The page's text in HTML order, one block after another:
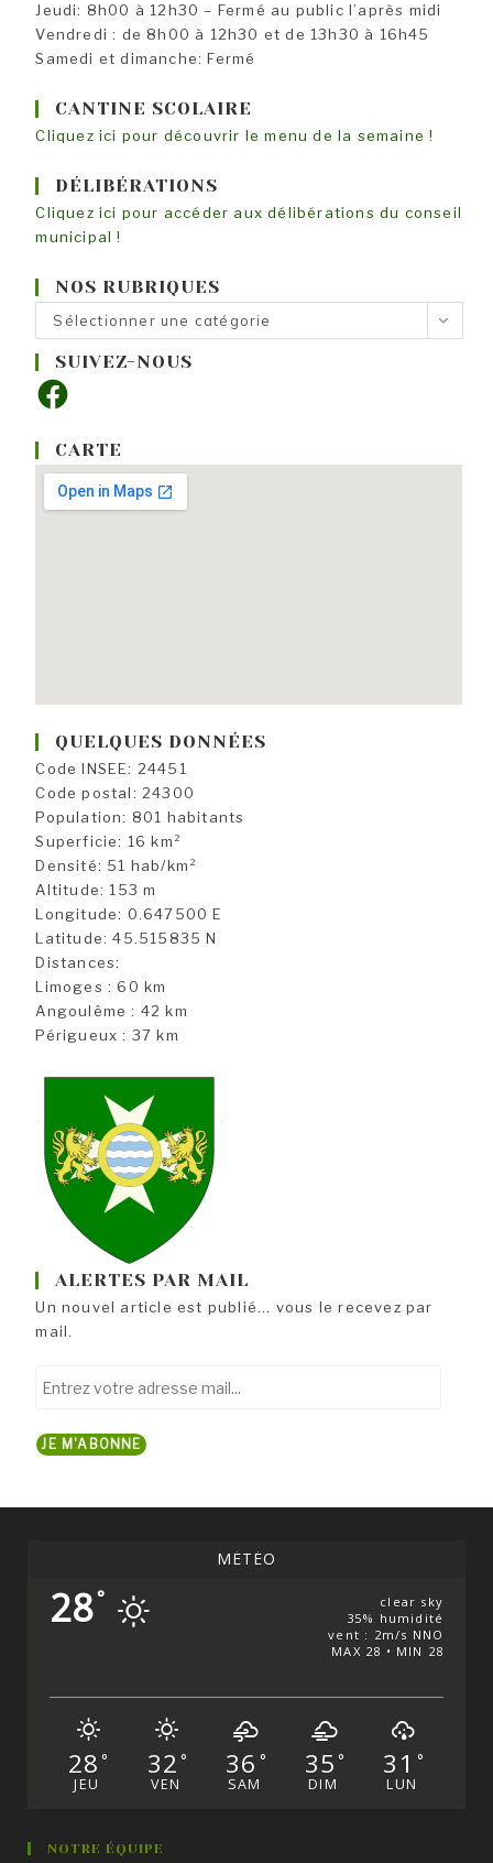
Jeudi: 8h00 à 12h30 – Fermé au public l’après midi
Vendredi : de 8h00 à 12h30 et de 13h30 à 16h45
Samedi et dimanche: Fermé
CANTINE SCOLAIRE
Cliquez ici pour découvrir le menu de la semaine !
DÉLIBÉRATIONS
Cliquez ici pour accéder aux délibérations du conseil
municipal !
NOS RUBRIQUES
Nos
rubriques
Sélectionner une catégorie
SUIVEZ-NOUS
Facebook
CARTE
QUELQUES DONNÉES
Code INSEE: 24451
Code postal: 24300
Population: 801 habitants
Superficie: 16 km²
Densité: 51 hab/km²
Altitude: 153 m
Longitude: 0.647500 E
Latitude: 45.515835 N
Distances:
Limoges : 60 km
Angoulême : 42 km
Périgueux : 37 km
ALERTES PAR MAIL
Un nouvel article est publié... vous le recevez par
mail.
votre
mail...
JE M'ABONNE
MÉTÉO
28°
clear sky
35% humidité
vent : 2m/s NNO
MAX 28 • MIN 28
28 °
JEU
32 °
VEN
36 °
SAM
35 °
DIM
31 °
LUN
NOTRE ÉQUIPE